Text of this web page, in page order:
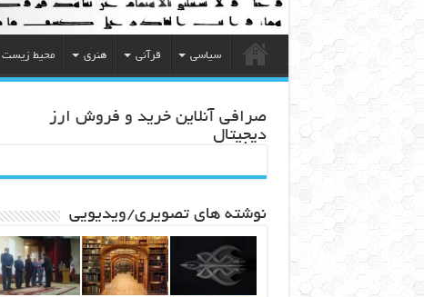
سیاسی قرآنی هنری محیط زیست
صرافی آنلاین خرید و فروش ارز
دیجیتال
نوشته های تصویری/ویدیویی